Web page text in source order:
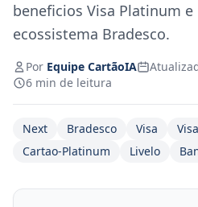
beneficios Visa Platinum
ecossistema Bradesco.
Por Equipe CartãoIA
6 min de leitura
Next Bradesco Visa
Cartao-Platinum
Livelo